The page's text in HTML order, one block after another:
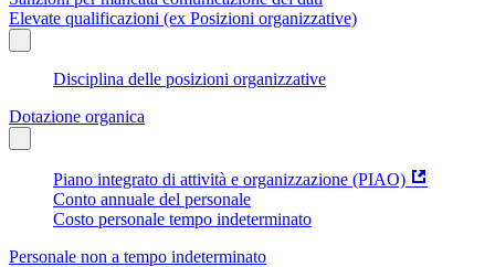
Elevate qualificazioni (ex Posizioni organizzative)
Disciplina delle posizioni organizzative
Dotazione organica
Piano integrato di attività e organizzazione (PIAO)
Conto annuale del personale
Costo personale tempo indeterminato
Personale non a tempo indeterminato